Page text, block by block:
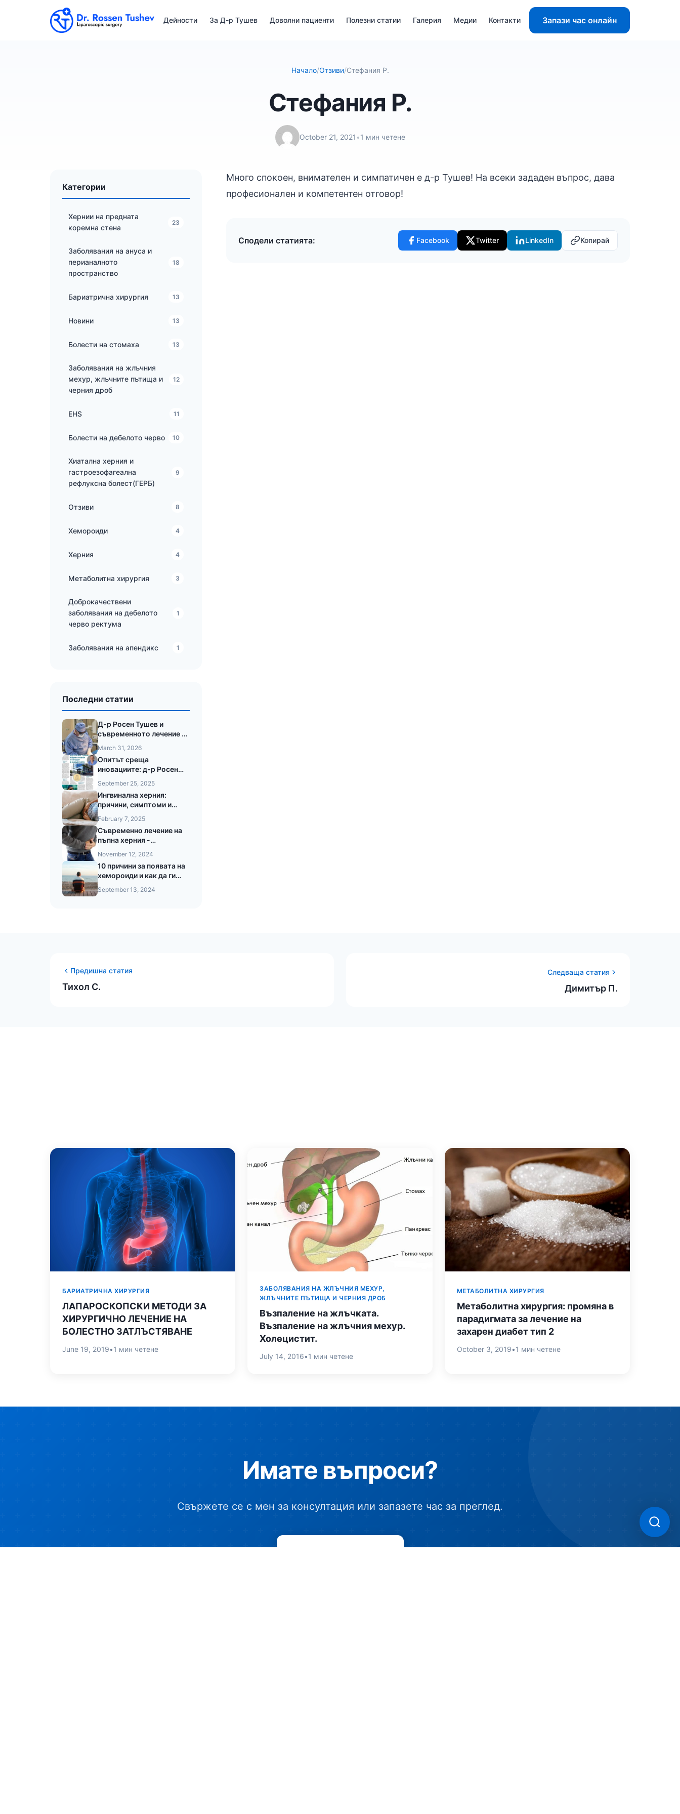
Дейности За Д-р Тушев Доволни пациенти Полезни статии Галерия Медии Контакти Запази час онлайн
Начало/Отзиви/Стефания Р.
Стефания Р.
October 21, 2021 •1 мин четене
Категории
Хернии на предната
коремна стена
23
Заболявания на ануса и
перианалното
пространство
18
Бариатрична хирургия 13
Новини 13
Болести на стомаха 13
Заболявания на жлъчния
мехур, жлъчните пътища и
черния дроб
12
EHS 11
Болести на дебелото черво 10
Хиатална херния и
гастроезофагеална
рефлуксна болест(ГЕРБ)
9
Отзиви 8
Хемороиди 4
Херния 4
Метаболитна хирургия 3
Доброкачествени
заболявания на дебелото
черво ректума
1
Заболявания на апендикс 1
Последни статии
Д-р Росен Тушев и
съвременното лечение на
LEONARDO®
March 31, 2026
Опитът среща
иновациите: д-р Росен
стандарт в хирургията
September 25, 2025
Ингвинална херния:
причини, симптоми и
лечение
February 7, 2025
Съвременно лечение на
пъпна херния -
предимства при
безкръвната операция на
пъпната херния
November 12, 2024
10 причини за появата на
хемороиди и как да ги
September 13, 2024
Много спокоен, внимателен и симпатичен е д-р Тушев! На всеки зададен въпрос, дава
професионален и компетентен отговор!
Сподели статията: Facebook Twitter LinkedIn Копирай
Предишна статия
Тихол С.
Следваща статия
Димитър П.
БАРИАТРИЧНА ХИРУРГИЯ
ЛАПАРОСКОПСКИ МЕТОДИ ЗА
ХИРУРГИЧНО ЛЕЧЕНИЕ НА
БОЛЕСТНО ЗАТЛЪСТЯВАНЕ
June 19, 2019•1 мин четене
ЗАБОЛЯВАНИЯ НА ЖЛЪЧНИЯ МЕХУР,
ЖЛЪЧНИТЕ ПЪТИЩА И ЧЕРНИЯ ДРОБ
Възпаление на жлъчката.
Възпаление на жлъчния мехур.
Холецистит.
July 14, 2016•1 мин четене
МЕТАБОЛИТНА ХИРУРГИЯ
Метаболитна хирургия: промяна в
парадигмата за лечение на
захарен диабет тип 2
October 3, 2019•1 мин четене
Имате въпроси?
Свържете се с мен за консултация или запазете час за преглед.